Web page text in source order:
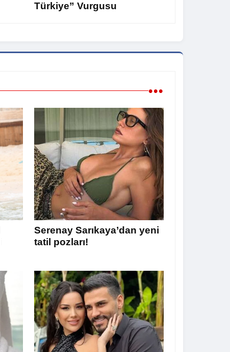
Türkiye” Vurgusu
•••
Serenay Sarıkaya’dan yeni
tatil pozları!